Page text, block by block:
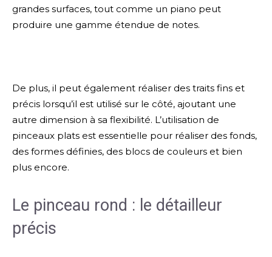
grandes surfaces, tout comme un piano peut
produire une gamme étendue de notes.
De plus, il peut également réaliser des traits fins et
précis lorsqu’il est utilisé sur le côté, ajoutant une
autre dimension à sa flexibilité. L’utilisation de
pinceaux plats est essentielle pour réaliser des fonds,
des formes définies, des blocs de couleurs et bien
plus encore.
Le pinceau rond : le détailleur
précis